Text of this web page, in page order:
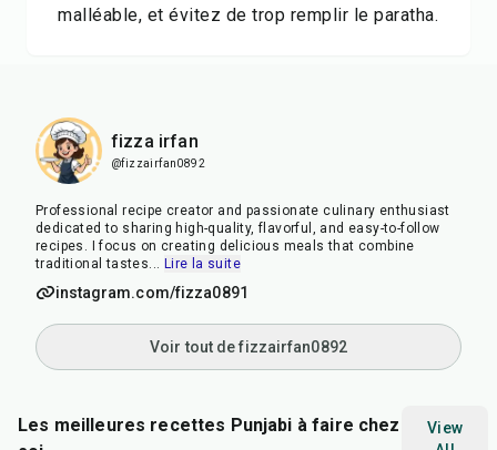
malléable, et évitez de trop remplir le paratha.
fizza irfan
@fizzairfan0892
Professional recipe creator and passionate culinary enthusiast
dedicated to sharing high-quality, flavorful, and easy-to-follow
recipes. I focus on creating delicious meals that combine
traditional tastes... Lire la suite
instagram.com/fizza0891
Voir tout de fizzairfan0892
Les meilleures recettes Punjabi à faire chez
View